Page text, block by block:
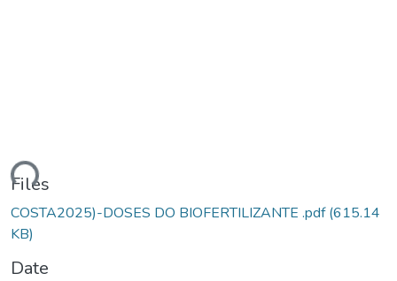
Files
COSTA2025)-DOSES DO BIOFERTILIZANTE .pdf(615.14
KB)
Date